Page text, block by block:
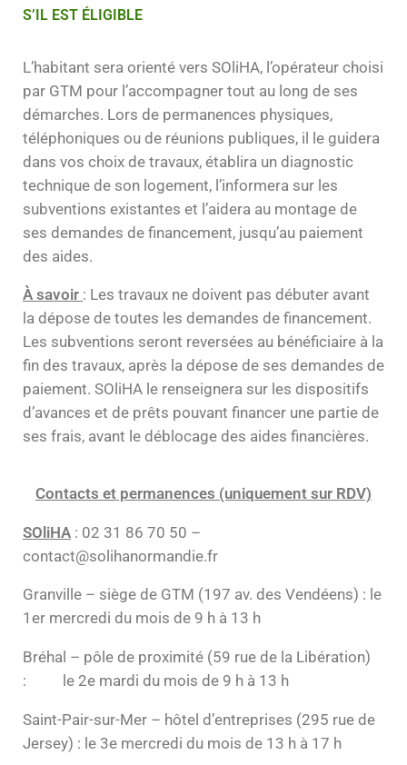
S’IL EST ÉLIGIBLE
L’habitant sera orienté vers SOliHA, l’opérateur choisi
par GTM pour l’accompagner tout au long de ses
démarches. Lors de permanences physiques,
téléphoniques ou de réunions publiques, il le guidera
dans vos choix de travaux, établira un diagnostic
technique de son logement, l’informera sur les
subventions existantes et l’aidera au montage de
ses demandes de financement, jusqu’au paiement
des aides.
À savoir : Les travaux ne doivent pas débuter avant
la dépose de toutes les demandes de financement.
Les subventions seront reversées au bénéficiaire à la
fin des travaux, après la dépose de ses demandes de
paiement. SOliHA le renseignera sur les dispositifs
d’avances et de prêts pouvant financer une partie de
ses frais, avant le déblocage des aides financières.
Contacts et permanences (uniquement sur RDV)
SOliHA : 02 31 86 70 50 –
contact@solihanormandie.fr
Granville – siège de GTM (197 av. des Vendéens) : le
1er mercredi du mois de 9 h à 13 h
Bréhal – pôle de proximité (59 rue de la Libération)
: le 2e mardi du mois de 9 h à 13 h
Saint-Pair-sur-Mer – hôtel d’entreprises (295 rue de
Jersey) : le 3e mercredi du mois de 13 h à 17 h